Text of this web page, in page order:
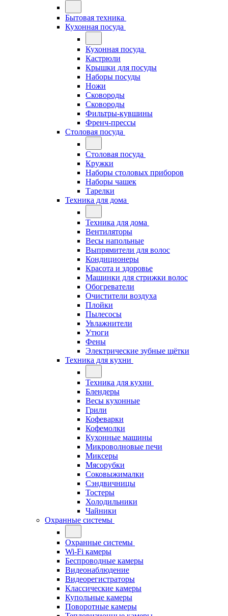
Бытовая техника
Кухонная посуда
Кухонная посуда
Кастрюли
Крышки для посуды
Наборы посуды
Ножи
Сковороды
Сковороды
Фильтры-кувшины
Френч-прессы
Столовая посуда
Столовая посуда
Кружки
Наборы столовых приборов
Наборы чашек
Тарелки
Техника для дома
Техника для дома
Вентиляторы
Весы напольные
Выпрямители для волос
Кондиционеры
Красота и здоровье
Машинки для стрижки волос
Обогреватели
Очистители воздуха
Плойки
Пылесосы
Увлажнители
Утюги
Фены
Электрические зубные щётки
Техника для кухни
Техника для кухни
Блендеры
Весы кухонные
Грили
Кофеварки
Кофемолки
Кухонные машины
Микроволновые печи
Миксеры
Мясорубки
Соковыжималки
Сэндвичницы
Тостеры
Холодильники
Чайники
Охранные системы
Охранные системы
Wi-Fi камеры
Беспроводные камеры
Видеонаблюдение
Видеорегистраторы
Классические камеры
Купольные камеры
Поворотные камеры